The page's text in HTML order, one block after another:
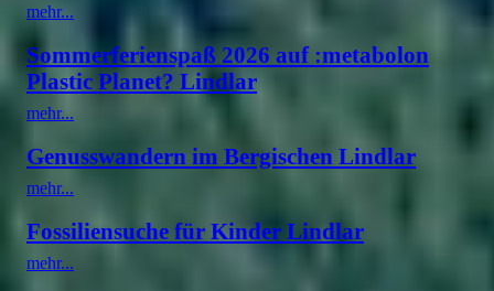
mehr...
Sommerferienspaß 2026 auf :metabolon
Plastic Planet? Lindlar
mehr...
Genusswandern im Bergischen Lindlar
mehr...
Fossiliensuche für Kinder Lindlar
mehr...